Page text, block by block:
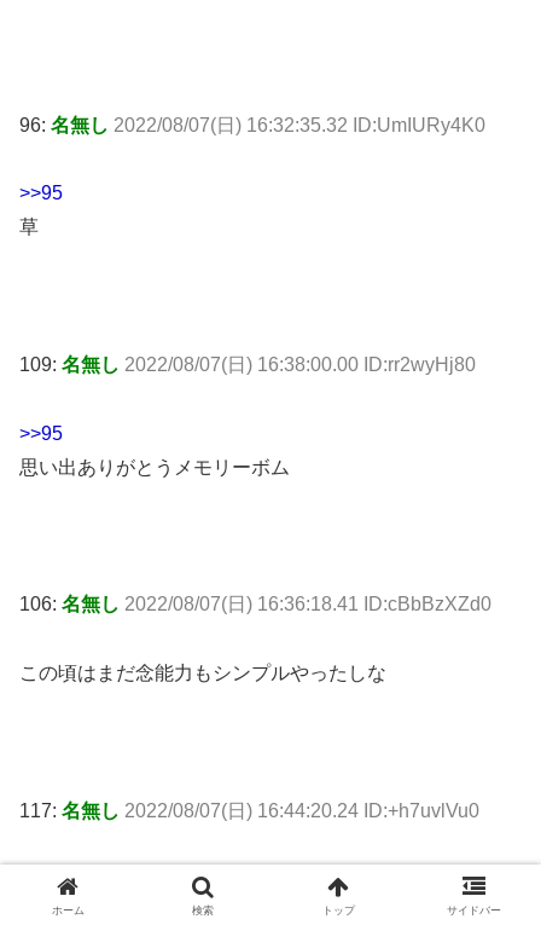
96: 名無し 2022/08/07(日) 16:32:35.32 ID:UmIURy4K0
>>95
草
109: 名無し 2022/08/07(日) 16:38:00.00 ID:rr2wyHj80
>>95
思い出ありがとうメモリーボム
106: 名無し 2022/08/07(日) 16:36:18.41 ID:cBbBzXZd0
この頃はまだ念能力もシンプルやったしな
117: 名無し 2022/08/07(日) 16:44:20.24 ID:+h7uvlVu0
人質も効かない連中に通じる汚い罠ってなんだ
ホーム 検索 トップ サイドバー